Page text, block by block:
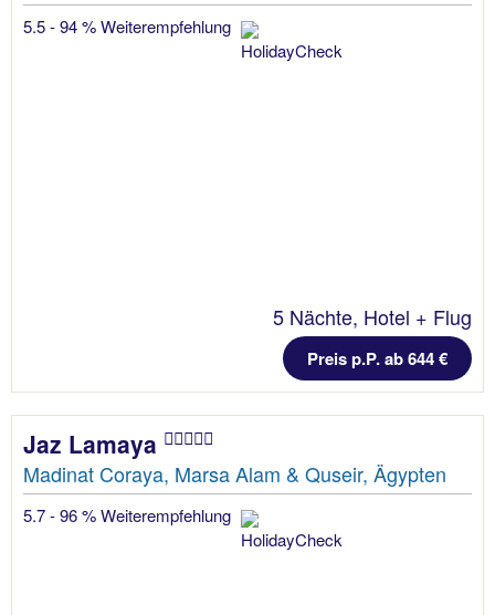
5.5 - 94 % Weiterempfehlung
5 Nächte, Hotel + Flug
Preis p.P. ab 644 €
Jaz Lamaya
Madinat Coraya, Marsa Alam & Quseir, Ägypten
5.7 - 96 % Weiterempfehlung